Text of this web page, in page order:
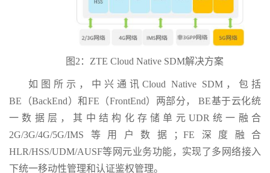
图2：ZTE Cloud Native SDM解决方案
如图所示，中兴通讯Cloud Native SDM，包括
BE（BackEnd）和FE（FrontEnd）两部分， BE基于云化统
一数据层，其中结构化存储单元UDR统一融合
2G/3G/4G/5G/IMS等用户数据；FE深度融合
HLR/HSS/UDM/AUSF等网元业务功能，实现了多网络接入
下统一移动性管理和认证鉴权管理。